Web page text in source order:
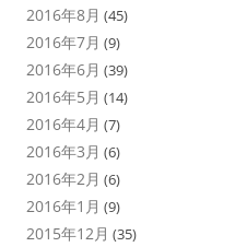
2016年8月 (45)
2016年7月 (9)
2016年6月 (39)
2016年5月 (14)
2016年4月 (7)
2016年3月 (6)
2016年2月 (6)
2016年1月 (9)
2015年12月 (35)